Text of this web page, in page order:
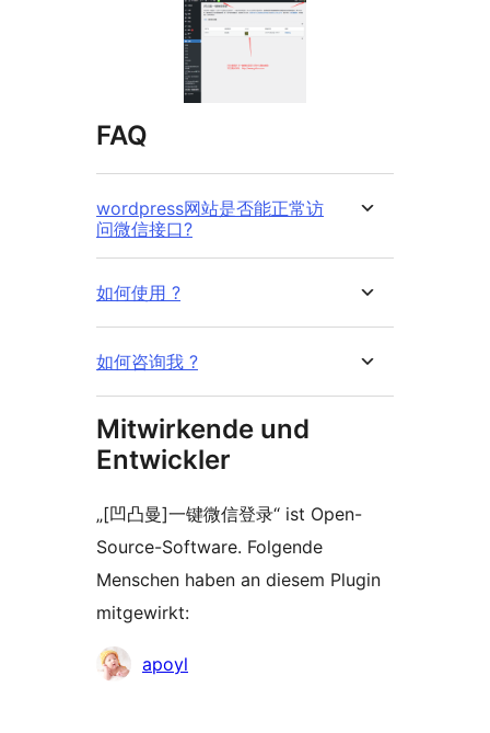
FAQ
wordpress网站是否能正常访
问微信接口?
如何使用 ?
如何咨询我 ?
Mitwirkende und
Entwickler
„[凹凸曼]一键微信登录“ ist Open-
Source-Software. Folgende
Menschen haben an diesem Plugin
mitgewirkt:
Mitwirkende
apoyl